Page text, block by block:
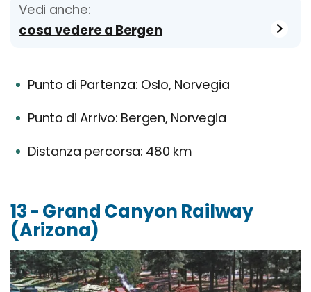
Vedi anche:
cosa vedere a Bergen
Punto di Partenza: Oslo, Norvegia
Punto di Arrivo: Bergen, Norvegia
Distanza percorsa: 480 km
13 - Grand Canyon Railway
(Arizona)